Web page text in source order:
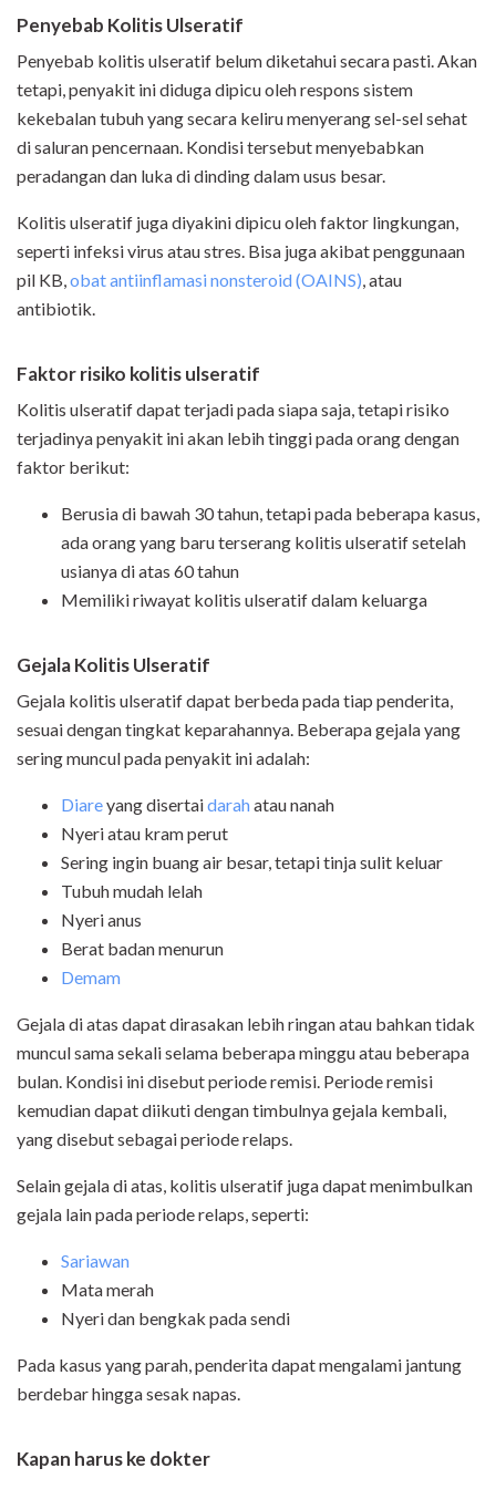
Penyebab Kolitis Ulseratif
Penyebab kolitis ulseratif belum diketahui secara pasti. Akan
tetapi, penyakit ini diduga dipicu oleh respons sistem
kekebalan tubuh yang secara keliru menyerang sel-sel sehat
di saluran pencernaan. Kondisi tersebut menyebabkan
peradangan dan luka di dinding dalam usus besar.
Kolitis ulseratif juga diyakini dipicu oleh faktor lingkungan,
seperti infeksi virus atau stres. Bisa juga akibat penggunaan
pil KB,obat antiinflamasi nonsteroid (OAINS), atau
antibiotik.
Faktor risiko kolitis ulseratif
Kolitis ulseratif dapat terjadi pada siapa saja, tetapi risiko
terjadinya penyakit ini akan lebih tinggi pada orang dengan
faktor berikut:
Berusia di bawah 30 tahun, tetapi pada beberapa kasus,
ada orang yang baru terserang kolitis ulseratif setelah
usianya di atas 60 tahun
Memiliki riwayat kolitis ulseratif dalam keluarga
Gejala Kolitis Ulseratif
Gejala kolitis ulseratif dapat berbeda pada tiap penderita,
sesuai dengan tingkat keparahannya. Beberapa gejala yang
sering muncul pada penyakit ini adalah:
Diareyang disertaidarahatau nanah
Nyeri atau kram perut
Sering ingin buang air besar, tetapi tinja sulit keluar
Tubuh mudah lelah
Nyeri anus
Berat badan menurun
Demam
Gejala di atas dapat dirasakan lebih ringan atau bahkan tidak
muncul sama sekali selama beberapa minggu atau beberapa
bulan. Kondisi ini disebut periode remisi. Periode remisi
kemudian dapat diikuti dengan timbulnya gejala kembali,
yang disebut sebagai periode relaps.
Selain gejala di atas, kolitis ulseratif juga dapat menimbulkan
gejala lain pada periode relaps, seperti:
Sariawan
Mata merah
Nyeri dan bengkak pada sendi
Pada kasus yang parah, penderita dapat mengalami jantung
berdebar hingga sesak napas.
Kapan harus ke dokter